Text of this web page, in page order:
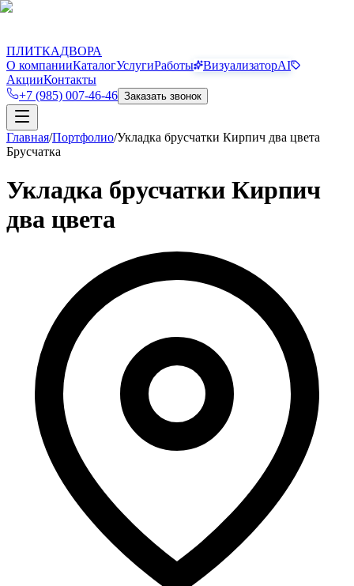
ПЛИТКАДВОРА
О компанииКаталогУслугиРаботы ВизуализаторAI
АкцииКонтакты
+7 (985) 007-46-46 Заказать звонок
Главная/Портфолио/Укладка брусчатки Кирпич два цвета
Брусчатка
Укладка брусчатки Кирпич
два цвета